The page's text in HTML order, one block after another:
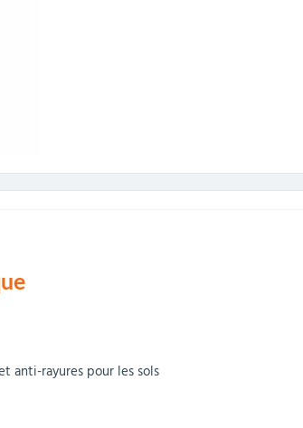
anti-rayures pour les sols